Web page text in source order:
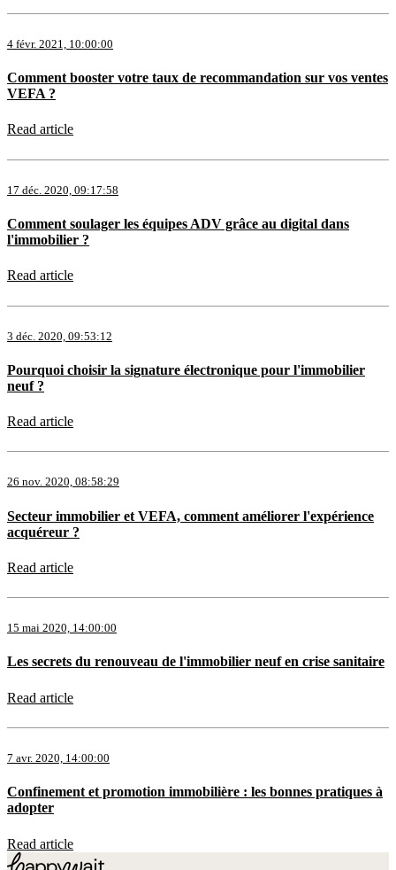
4 févr. 2021, 10:00:00
Comment booster votre taux de recommandation sur vos ventes
VEFA ?
Read article
17 déc. 2020, 09:17:58
Comment soulager les équipes ADV grâce au digital dans
l'immobilier ?
Read article
3 déc. 2020, 09:53:12
Pourquoi choisir la signature électronique pour l'immobilier
neuf ?
Read article
26 nov. 2020, 08:58:29
Secteur immobilier et VEFA, comment améliorer l'expérience
acquéreur ?
Read article
15 mai 2020, 14:00:00
Les secrets du renouveau de l'immobilier neuf en crise sanitaire
Read article
7 avr. 2020, 14:00:00
Confinement et promotion immobilière : les bonnes pratiques à
adopter
Read article